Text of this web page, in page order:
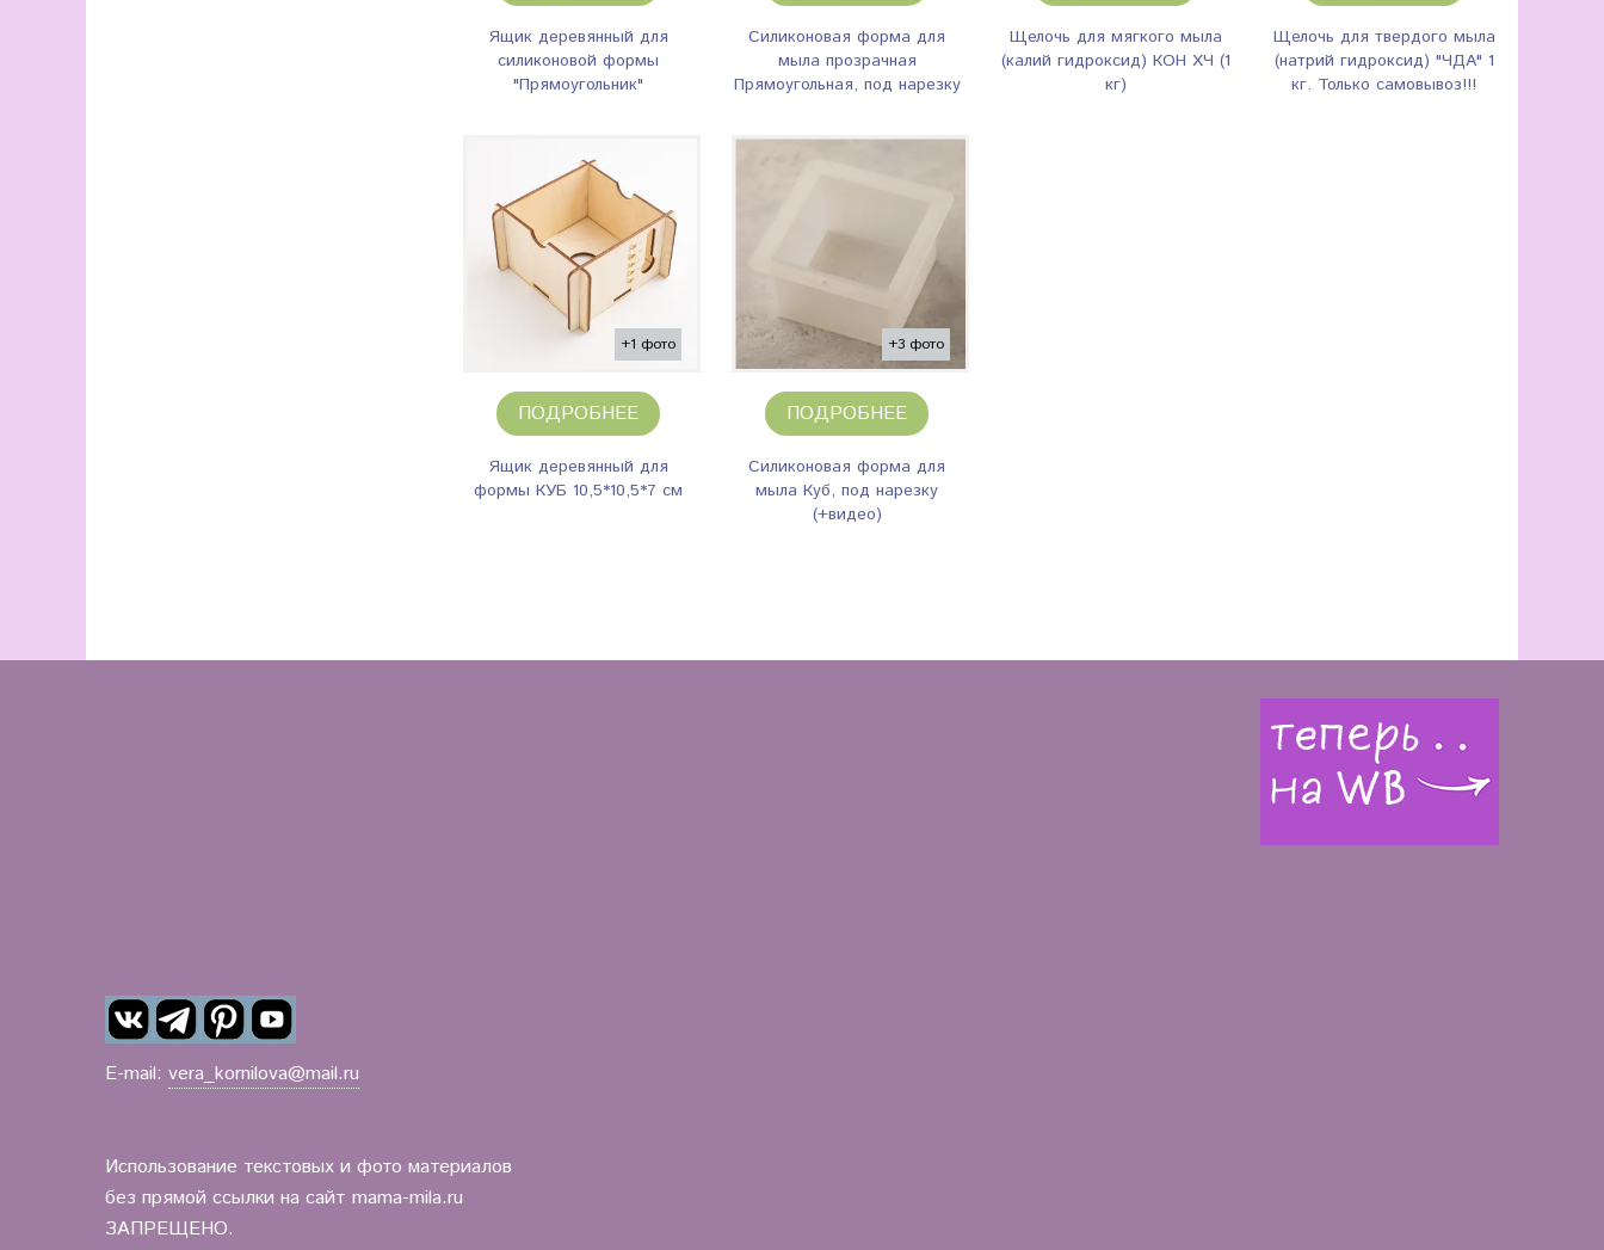
Ящик деревянный для
силиконовой формы
"Прямоугольник"
Силиконовая форма для
мыла прозрачная
Прямоугольная, под нарезку
Щелочь для мягкого мыла
(калий гидроксид) КОН ХЧ (1
кг)
Щелочь для твердого мыла
(натрий гидроксид) "ЧДА" 1
кг. Только самовывоз!!!
+1 фото
ПОДРОБНЕЕ
Ящик деревянный для
формы КУБ 10,5*10,5*7 см
+3 фото
ПОДРОБНЕЕ
Силиконовая форма для
мыла Куб, под нарезку
(+видео)
E-mail: vera_kornilova@mail.ru
Использование текстовых и фото материалов
без прямой ссылки на сайт mama-mila.ru
ЗАПРЕЩЕНО.